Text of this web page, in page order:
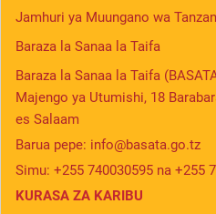
Jamhuri ya Muungano wa
Baraza la Sanaa la Taifa
Baraza la Sanaa la Taifa
Majengo ya Utumishi, 18
es Salaam
Barua pepe: info@basata.go.tz
Simu: +255 740030595 na +255
KURASA ZA KARIBU